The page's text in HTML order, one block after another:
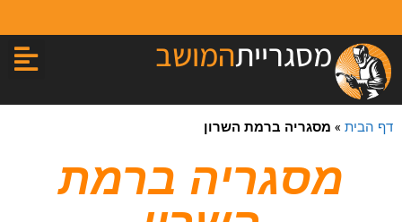
מסגרייתהמושב
דף הבית » מסגריה ברמת השרון
מסגריה ברמת